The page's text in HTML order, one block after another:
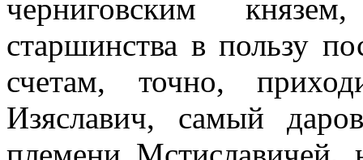
черниговским
старшинства в пользу
счетам, точно,
Изяславич, самый